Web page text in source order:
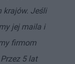
krajów. Jeśli
jej maila i
firmom
5 lat